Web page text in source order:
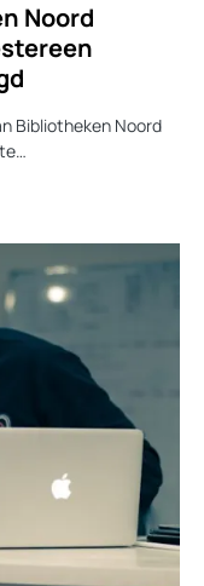
Noord
Bibliotheken Noord